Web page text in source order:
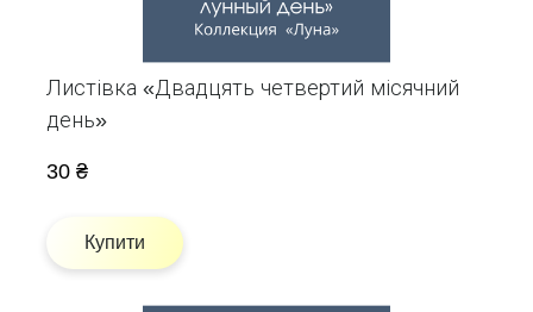
Листівка «Двадцять четвертий місячний
день»
30 ₴
Купити